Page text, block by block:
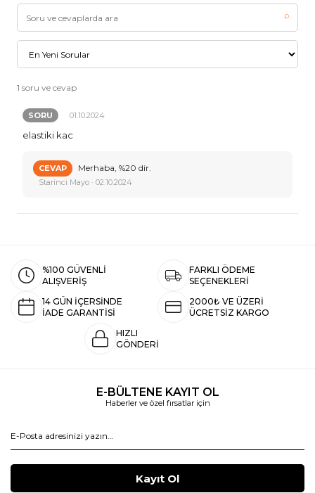
⌕
1 soru ve cevap
SORU 01.10.2024
elastiki kac
CEVAP Merhaba, %20 dir.
Starinci Mayo · 02.10.2024
%100 GÜVENLİ
ALIŞVERİŞ
FARKLI ÖDEME
SEÇENEKLERİ
14 GÜN İÇERSİNDE
İADE GARANTİSİ
2000₺ VE ÜZERİ
ÜCRETSİZ KARGO
HIZLI
GÖNDERİ
E-BÜLTENE KAYIT OL
Haberler ve özel fırsatlar için